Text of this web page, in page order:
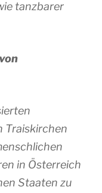
tanzbarer
Traiskirchen
in Österreich
Staaten zu